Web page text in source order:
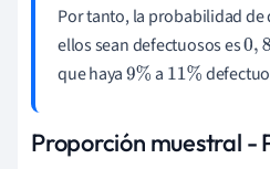
Por tanto, la probabilidad de
ellos sean defectuosos es0,
que haya9% a 11%
Proporción muestral -